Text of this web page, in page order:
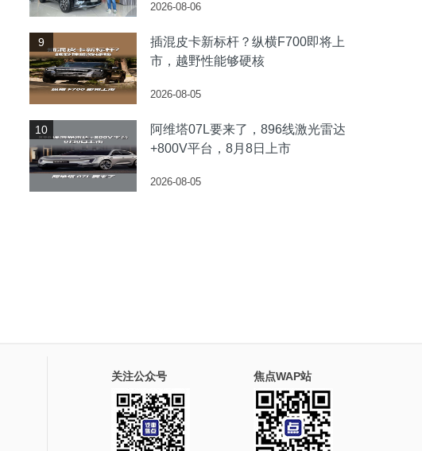
2026-08-06
9
插混皮卡新标杆？纵横F700即将上
市，越野性能够硬核
2026-08-05
10
阿维塔07L要来了，896线激光雷达
+800V平台，8月8日上市
2026-08-05
关注公众号 焦点WAP站